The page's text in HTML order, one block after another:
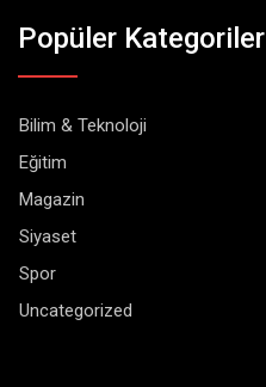
Popüler Kategoriler
Bilim & Teknoloji
Eğitim
Magazin
Siyaset
Spor
Uncategorized